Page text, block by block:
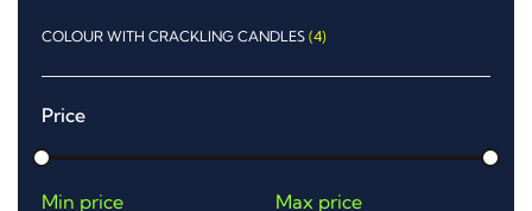
COLOUR WITH CRACKLING CANDLES (4)
Price
Min price
Max price